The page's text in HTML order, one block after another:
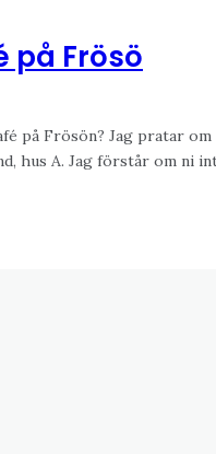
på Frösö
på Frösön? Jag pratar om
hus A. Jag förstår om ni